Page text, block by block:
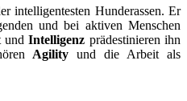
intelligentesten Hunderassen. Er
und bei aktiven Menschen
undIntelligenz prädestinieren ihn
Agility und die Arbeit als